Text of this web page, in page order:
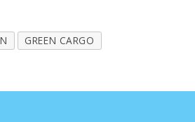
GREEN CARGO